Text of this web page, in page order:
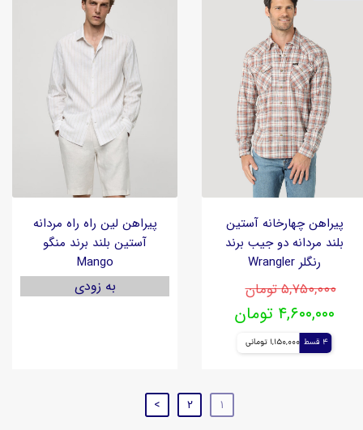
پیراهن چهارخانه آستین
بلند مردانه دو جیب برند
رنگلر Wrangler
۵,۷۵۰,۰۰۰ تومان
۴,۶۰۰,۰۰۰ تومان
4 قسط 1,150,000 تومانی
پیراهن لین راه راه مردانه
آستین بلند برند منگو
Mango
به زودی
۱ ۲ >